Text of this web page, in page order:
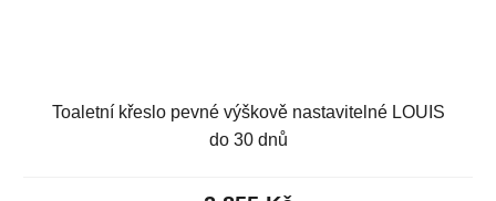
Toaletní křeslo pevné výškově nastavitelné LOUIS
do 30 dnů